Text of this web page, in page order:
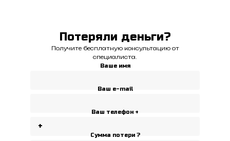
Потеряли деньги?
Получите бесплатную консультацию от
специалиста.
Ваше имя
Ваш e-mail
Ваш телефон +
Сумма потери ?